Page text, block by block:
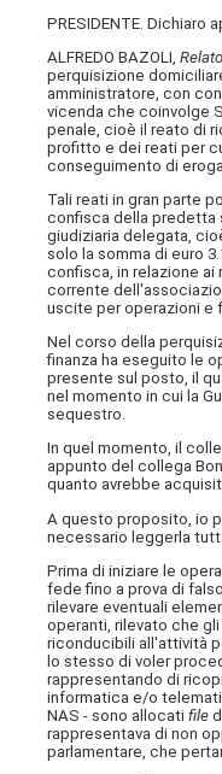
PRESIDENTE.
ALFREDO BAZOLI,
perquisizione
amministratore, con
vicenda che coinvolge
penale, cioè il reato di
profitto e dei reati per
conseguimento di
Tali reati in gran parte
confisca della predetta
giudiziaria delegata,
solo la somma di euro
confisca, in relazione
corrente
uscite per operazioni e
Nel corso della
finanza ha eseguito le
presente sul posto, il
nel momento in cui la
sequestro.
In quel momento, il
appunto del collega
quanto avrebbe
A questo proposito, io
necessario leggerla
Prima di iniziare le
fede fino a prova di
rilevare eventuali
operanti, rilevato che
riconducibili all'attività
lo stesso di voler
rappresentando di
informatica e/o
NAS - sono allocatifile
rappresentava di non
parlamentare, che